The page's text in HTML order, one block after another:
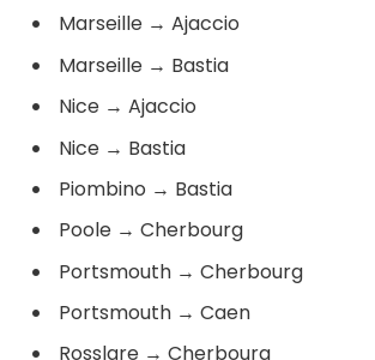
Marseille → Ajaccio
Marseille → Bastia
Nice → Ajaccio
Nice → Bastia
Piombino → Bastia
Poole → Cherbourg
Portsmouth → Cherbourg
Portsmouth → Caen
Rosslare → Cherbourg